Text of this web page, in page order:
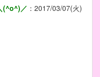
(^o^)／ ： 2017/03/07(火)